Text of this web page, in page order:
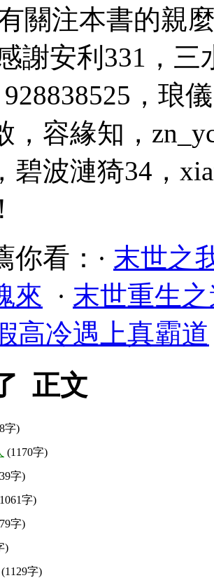
關注本書的親
謝安利331，三
，琅
，容緣知，
碧波漣猗34，
你看：· 末世之
來 · 末世重生
高冷遇上真霸道
正文
字)
(1170字)
字)
字)
字)
)
(1129字)